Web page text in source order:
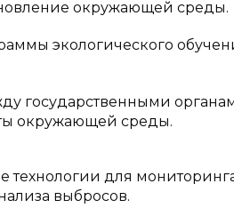
окружающей среды.
экологического
государственными
окружающей среды.
для
выбросов.